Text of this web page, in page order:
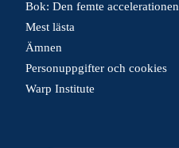
Bok: Den femte accelerationen
Mest lästa
Ämnen
Personuppgifter och cookies
Warp Institute